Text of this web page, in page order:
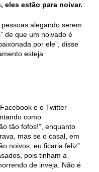
eles estão para noivar.
alegando serem
de que um noivado é
por ele”, disse
esteja
e o Twitter
como
tão fofos!”, enquanto
mas se o casal, em
noivos, eu ficaria feliz”.
pois tinham a
de inveja. Não é